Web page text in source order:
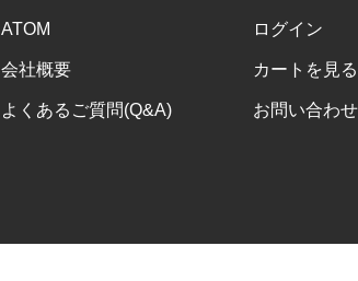
ATOM
会社概要
よくあるご質問(Q&A)
ログイン
カートを見る
お問い合わせ